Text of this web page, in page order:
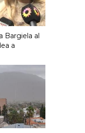
Bargiela al
a